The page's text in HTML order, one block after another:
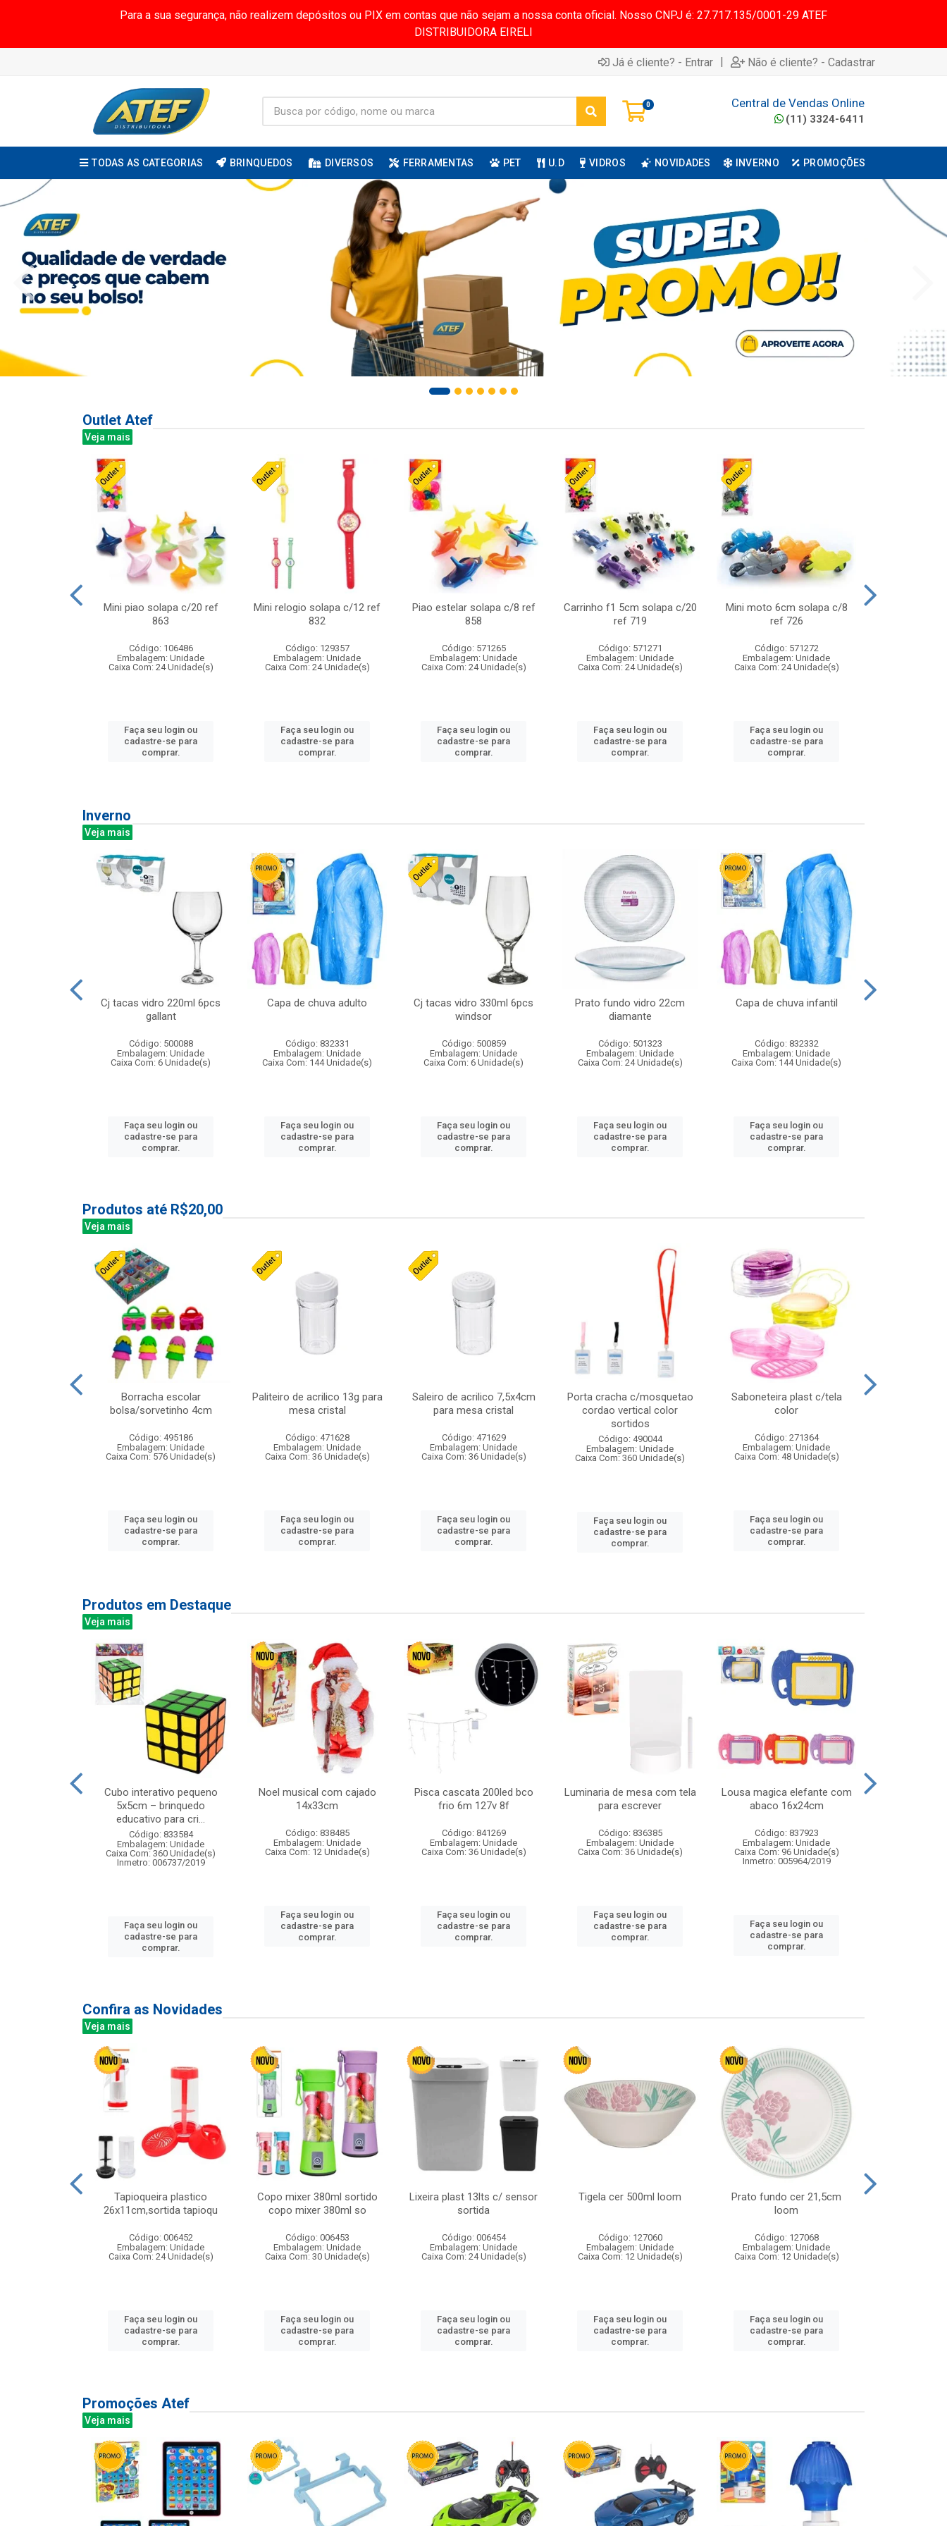
Para a sua segurança, não realizem depósitos ou PIX em contas que não sejam a nossa conta oficial. Nosso CNPJ é: 27.717.135/0001-29 ATEF
DISTRIBUIDORA EIRELI
Já é cliente? - Entrar | Não é cliente? - Cadastrar
0 Central de Vendas Online
(11) 3324-6411
TODAS AS CATEGORIAS BRINQUEDOS DIVERSOS FERRAMENTAS PET U.D VIDROS NOVIDADES INVERNO PROMOÇÕES
Outlet Atef
Veja mais
Mini piao solapa c/20 ref
863
Código: 106486
Embalagem: Unidade
Caixa Com: 24 Unidade(s)
Faça seu login ou
cadastre-se para
comprar.
Mini relogio solapa c/12 ref
832
Código: 129357
Embalagem: Unidade
Caixa Com: 24 Unidade(s)
Faça seu login ou
cadastre-se para
comprar.
Piao estelar solapa c/8 ref
858
Código: 571265
Embalagem: Unidade
Caixa Com: 24 Unidade(s)
Faça seu login ou
cadastre-se para
comprar.
Carrinho f1 5cm solapa c/20
ref 719
Código: 571271
Embalagem: Unidade
Caixa Com: 24 Unidade(s)
Faça seu login ou
cadastre-se para
comprar.
Mini moto 6cm solapa c/8
ref 726
Código: 571272
Embalagem: Unidade
Caixa Com: 24 Unidade(s)
Faça seu login ou
cadastre-se para
comprar.
Inverno
Veja mais
Cj tacas vidro 220ml 6pcs
gallant
Código: 500088
Embalagem: Unidade
Caixa Com: 6 Unidade(s)
Faça seu login ou
cadastre-se para
comprar.
Capa de chuva adulto
Código: 832331
Embalagem: Unidade
Caixa Com: 144 Unidade(s)
Faça seu login ou
cadastre-se para
comprar.
Cj tacas vidro 330ml 6pcs
windsor
Código: 500859
Embalagem: Unidade
Caixa Com: 6 Unidade(s)
Faça seu login ou
cadastre-se para
comprar.
Prato fundo vidro 22cm
diamante
Código: 501323
Embalagem: Unidade
Caixa Com: 24 Unidade(s)
Faça seu login ou
cadastre-se para
comprar.
Capa de chuva infantil
Código: 832332
Embalagem: Unidade
Caixa Com: 144 Unidade(s)
Faça seu login ou
cadastre-se para
comprar.
Produtos até R$20,00
Veja mais
Borracha escolar
bolsa/sorvetinho 4cm
Código: 495186
Embalagem: Unidade
Caixa Com: 576 Unidade(s)
Faça seu login ou
cadastre-se para
comprar.
Paliteiro de acrilico 13g para
mesa cristal
Código: 471628
Embalagem: Unidade
Caixa Com: 36 Unidade(s)
Faça seu login ou
cadastre-se para
comprar.
Saleiro de acrilico 7,5x4cm
para mesa cristal
Código: 471629
Embalagem: Unidade
Caixa Com: 36 Unidade(s)
Faça seu login ou
cadastre-se para
comprar.
Porta cracha c/mosquetao
cordao vertical color
sortidos
Código: 490044
Embalagem: Unidade
Caixa Com: 360 Unidade(s)
Faça seu login ou
cadastre-se para
comprar.
Saboneteira plast c/tela
color
Código: 271364
Embalagem: Unidade
Caixa Com: 48 Unidade(s)
Faça seu login ou
cadastre-se para
comprar.
Produtos em Destaque
Veja mais
Cubo interativo pequeno
5x5cm – brinquedo
educativo para cri...
Código: 833584
Embalagem: Unidade
Caixa Com: 360 Unidade(s)
Inmetro: 006737/2019
Faça seu login ou
cadastre-se para
comprar.
Noel musical com cajado
14x33cm
Código: 838485
Embalagem: Unidade
Caixa Com: 12 Unidade(s)
Faça seu login ou
cadastre-se para
comprar.
Pisca cascata 200led bco
frio 6m 127v 8f
Código: 841269
Embalagem: Unidade
Caixa Com: 36 Unidade(s)
Faça seu login ou
cadastre-se para
comprar.
Luminaria de mesa com tela
para escrever
Código: 836385
Embalagem: Unidade
Caixa Com: 36 Unidade(s)
Faça seu login ou
cadastre-se para
comprar.
Lousa magica elefante com
abaco 16x24cm
Código: 837923
Embalagem: Unidade
Caixa Com: 96 Unidade(s)
Inmetro: 005964/2019
Faça seu login ou
cadastre-se para
comprar.
Confira as Novidades
Veja mais
Tapioqueira plastico
26x11cm,sortida tapioqu
Código: 006452
Embalagem: Unidade
Caixa Com: 24 Unidade(s)
Faça seu login ou
cadastre-se para
comprar.
Copo mixer 380ml sortido
copo mixer 380ml so
Código: 006453
Embalagem: Unidade
Caixa Com: 30 Unidade(s)
Faça seu login ou
cadastre-se para
comprar.
Lixeira plast 13lts c/ sensor
sortida
Código: 006454
Embalagem: Unidade
Caixa Com: 24 Unidade(s)
Faça seu login ou
cadastre-se para
comprar.
Tigela cer 500ml loom
Código: 127060
Embalagem: Unidade
Caixa Com: 12 Unidade(s)
Faça seu login ou
cadastre-se para
comprar.
Prato fundo cer 21,5cm
loom
Código: 127068
Embalagem: Unidade
Caixa Com: 12 Unidade(s)
Faça seu login ou
cadastre-se para
comprar.
Promoções Atef
Veja mais